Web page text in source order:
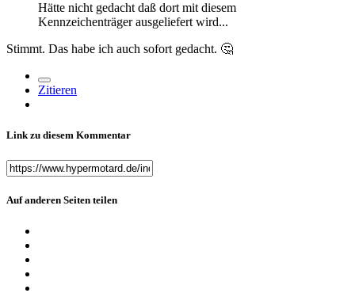
Hätte nicht gedacht daß dort mit diesem
Kennzeichenträger ausgeliefert wird...
Stimmt. Das habe ich auch sofort gedacht. 🤔
Zitieren
Link zu diesem Kommentar
Auf anderen Seiten teilen